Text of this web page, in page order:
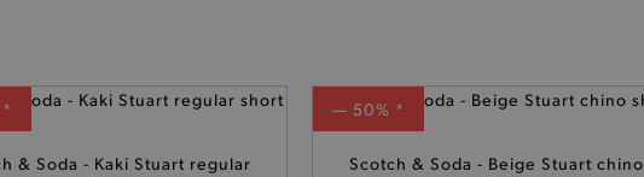
& Soda - Kaki Stuart regular
— 50% *
Scotch & Soda - Beige Stuart chino